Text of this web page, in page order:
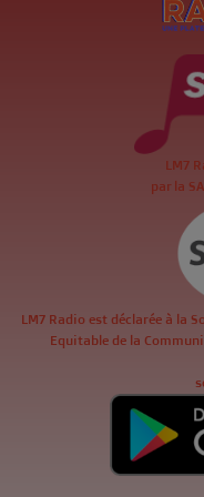
LM7
par la
LM7 Radio est déclarée à la
Equitable de la